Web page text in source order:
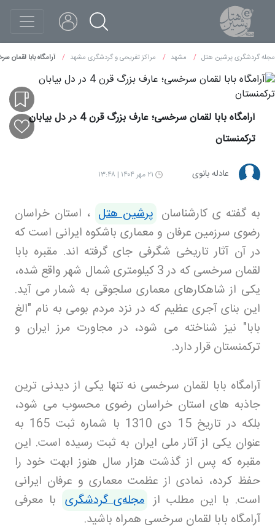
مجله گردشگری پرشین هتل مشهد مراکز تفریحی و گردشگری مشهد آرامگاه بابا لقمان سرخسی؛
آرامگاه بابا لقمان سرخسی؛ عارف بزرگ قرن 4 در دل بیابان
ترکمنستان
عادله بانوی ۲۱ مهر ۱۴۰۴ | ۱۳:۴۸
به گفته ی کارشناسان پرشین هتل ، استان خراسان
رضوی سرزمین عرفان و معماری باشکوه ایرانی است که
در آن آثار تاریخی شگرفی جای گرفته اند. مقبره بابا
لقمان سرخسی که در 3 کیلومتری شمال شهر واقع شده،
یکی از شاهکارهای معماری سلجوقی به شمار می آید.
این بنای آجری عظیم که در نزد مردم بومی به نام "الغ
بابا" نیز شناخته می شود، در مجاورت مرز ایران و
ترکمنستان قرار دارد.
آرامگاه بابا لقمان سرخسی نه تنها یکی از دیدنی ترین
جاذبه های استان خراسان رضوی محسوب می شود،
بلکه در تاریخ 15 دی 1310 با شماره ثبت 165 به
عنوان یکی از آثار ملی ایران به ثبت رسیده است. این
مقبره که پس از گذشت هزار سال هنوز ابهت خود را
حفظ کرده، نمادی از عظمت معماری و عرفان ایرانی
است. با این مطلب از مجله‌ی گردشگری با معرفی
آرامگاه بابا لقمان سرخسی همراه باشید.